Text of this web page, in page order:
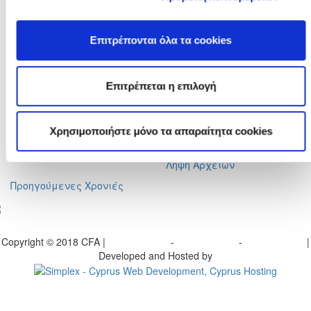
Επιτρέπονται όλα τα cookies
Επιτρέπεται η επιλογή
Χρησιμοποιήστε μόνο τα απαραίτητα cookies
Ταχ. Διεύθυνση :
Ηλ. Ταχυδρομείο :info@cfa.com.cy
Ιστορικό
Επιτροπές
Πρώην Προέδροι
Σχολή Προπονητών
Ειδήσεις
Προγραμματισμένα
Σεμινάρια
Ληψη Αρχείων
Προηγούμενες Χρονιές
Copyright © 2018 CFA | - -
|
Developed and Hosted by